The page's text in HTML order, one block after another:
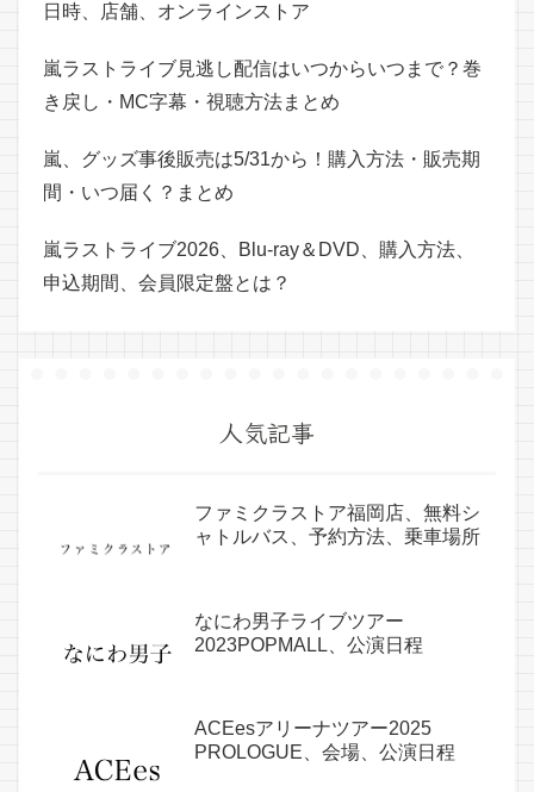
日時、店舗、オンラインストア
嵐ラストライブ見逃し配信はいつからいつまで？巻
き戻し・MC字幕・視聴方法まとめ
嵐、グッズ事後販売は5/31から！購入方法・販売期
間・いつ届く？まとめ
嵐ラストライブ2026、Blu-ray＆DVD、購入方法、
申込期間、会員限定盤とは？
人気記事
ファミクラストア福岡店、無料シ
ャトルバス、予約方法、乗車場所
なにわ男子ライブツアー
2023POPMALL、公演日程
ACEesアリーナツアー2025
PROLOGUE、会場、公演日程